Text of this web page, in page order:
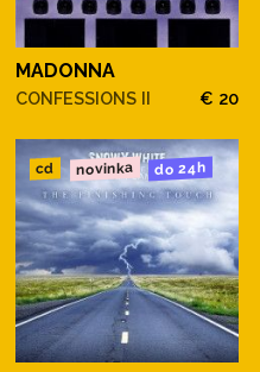
MADONNA
CONFESSIONS II € 20
cd novinka do 24h